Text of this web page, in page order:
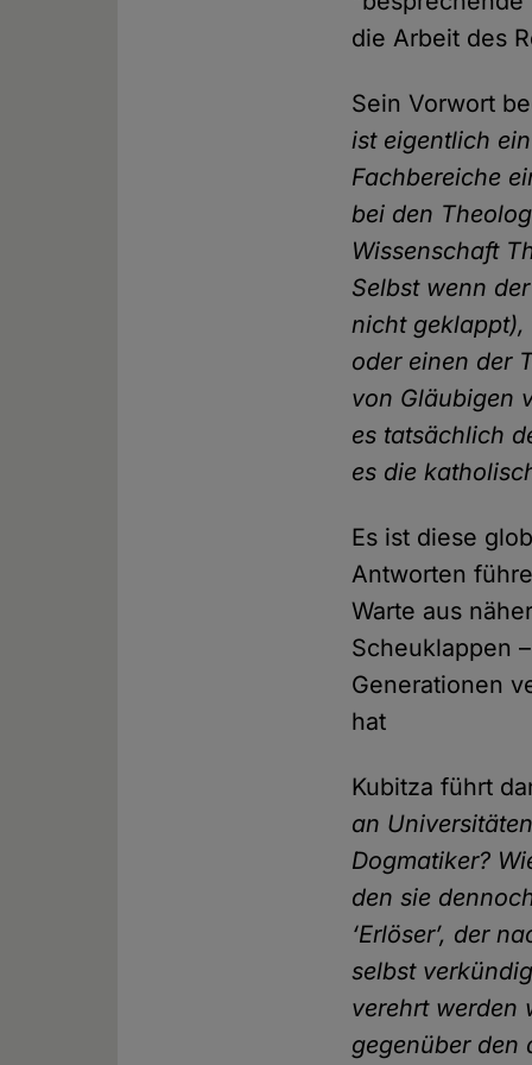
die Arbeit des
Sein Vorwort
ist eigentlich
Fachbereiche
bei den
Wissenschaft
Selbst wenn
nicht
oder einen der
von Gläubigen
es tatsächlich
es die
Es ist diese
Antworten
Warte aus
Scheuklappen
Generationen
hat
Kubitza führt
an
Dogmatiker?
den sie
‘Erlöser’, der
selbst
verehrt werden
gegenüber den